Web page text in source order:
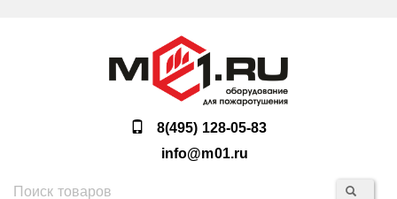
8(495) 128-05-83
info@m01.ru